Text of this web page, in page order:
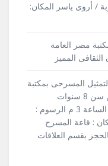
: 80 جنيه المدربة / أروى ياسر المكان:
مصر العامة
المميز
المسرحى بمكتبة
مصر العامة بالزقازيقالفئة العمرية : من سن 8 سنوات
فأكثر الموعد : السبت والاثنين والاربعاء الساعة 3 م الرسوم :
المكان : قاعة المسرح
بقسم العلاقات